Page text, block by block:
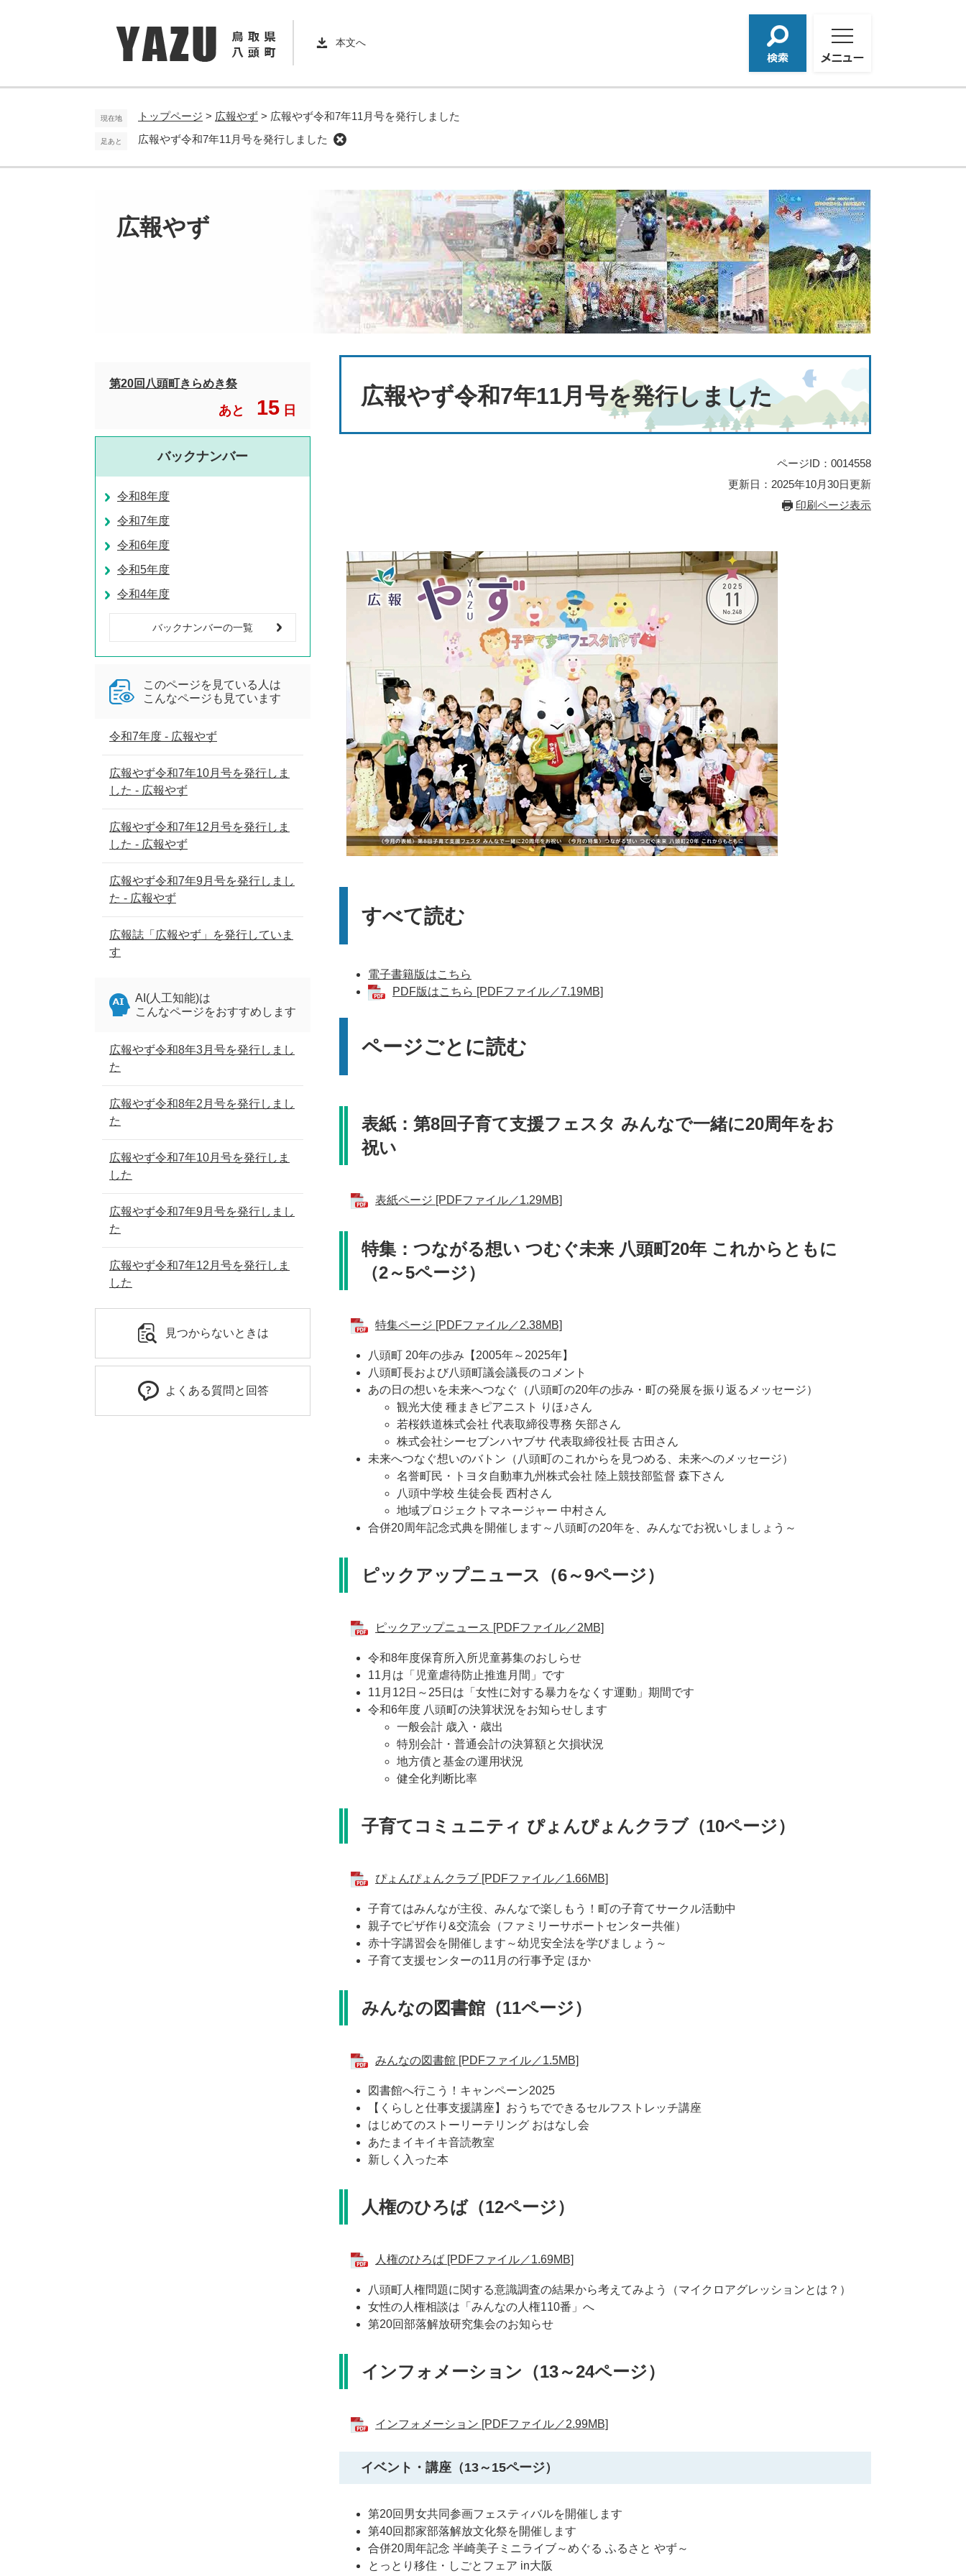
本
本文へ
ュ
現在地 トップページ > 広報やず > 広報やず令和7年11月号を発行しました
足あと 広報やず令和7年11月号を発行しました
広報やず
広報やず令和7年11月号を発行しました
ページID：0014558
更新日：2025年10月30日更新
印刷ページ表示
すべて読む
電子書籍版はこちら
PDF版はこちら [PDFファイル／7.19MB]
ページごとに読む
表紙：第8回子育て支援フェスタ みんなで一緒に20周年をお
祝い
表紙ページ [PDFファイル／1.29MB]
特集：つながる想い つむぐ未来 八頭町20年 これからともに
（2～5ページ）
特集ページ [PDFファイル／2.38MB]
八頭町 20年の歩み【2005年～2025年】
八頭町長および八頭町議会議長のコメント
あの日の想いを未来へつなぐ（八頭町の20年の歩み・町の発展を振り返るメッセージ）
観光大使 種まきピアニスト りほ♪さん
若桜鉄道株式会社 代表取締役専務 矢部さん
株式会社シーセブンハヤブサ 代表取締役社長 古田さん
未来へつなぐ想いのバトン（八頭町のこれからを見つめる、未来へのメッセージ）
名誉町民・トヨタ自動車九州株式会社 陸上競技部監督 森下さん
八頭中学校 生徒会長 西村さん
地域プロジェクトマネージャー 中村さん
合併20周年記念式典を開催します～八頭町の20年を、みんなでお祝いしましょう～
ピックアップニュース（6～9ページ）
ピックアップニュース [PDFファイル／2MB]
令和8年度保育所入所児童募集のおしらせ
11月は「児童虐待防止推進月間」です
11月12日～25日は「女性に対する暴力をなくす運動」期間です
令和6年度 八頭町の決算状況をお知らせします
一般会計 歳入・歳出
特別会計・普通会計の決算額と欠損状況
地方債と基金の運用状況
健全化判断比率
子育てコミュニティ ぴょんぴょんクラブ（10ページ）
ぴょんぴょんクラブ [PDFファイル／1.66MB]
子育てはみんなが主役、みんなで楽しもう！町の子育てサークル活動中
親子でピザ作り&交流会（ファミリーサポートセンター共催）
赤十字講習会を開催します～幼児安全法を学びましょう～
子育て支援センターの11月の行事予定 ほか
みんなの図書館（11ページ）
みんなの図書館 [PDFファイル／1.5MB]
図書館へ行こう！キャンペーン2025
【くらしと仕事支援講座】おうちでできるセルフストレッチ講座
はじめてのストーリーテリング おはなし会
あたまイキイキ音読教室
新しく入った本
人権のひろば（12ページ）
人権のひろば [PDFファイル／1.69MB]
八頭町人権問題に関する意識調査の結果から考えてみよう（マイクロアグレッションとは？）
女性の人権相談は「みんなの人権110番」へ
第20回部落解放研究集会のお知らせ
インフォメーション（13～24ページ）
インフォメーション [PDFファイル／2.99MB]
イベント・講座（13～15ページ）
第20回男女共同参画フェスティバルを開催します
第40回郡家部落解放文化祭を開催します
合併20周年記念 半崎美子ミニライブ～めぐる ふるさと やず～
とっとり移住・しごとフェア in大阪
第20回八頭町きらめき祭
あと 15 日
バックナンバー
令和8年度
令和7年度
令和6年度
令和5年度
令和4年度
バックナンバーの一覧
このページを見ている人は
こんなページも見ています
令和7年度 - 広報やず
広報やず令和7年10月号を発行しま
した - 広報やず
広報やず令和7年12月号を発行しま
した - 広報やず
広報やず令和7年9月号を発行しまし
た - 広報やず
広報誌「広報やず」を発行していま
す
AI(人工知能)は
こんなページをおすすめします
広報やず令和8年3月号を発行しまし
た
広報やず令和8年2月号を発行しまし
た
広報やず令和7年10月号を発行しま
した
広報やず令和7年9月号を発行しまし
た
広報やず令和7年12月号を発行しま
した
見つからないときは
よくある質問と回答